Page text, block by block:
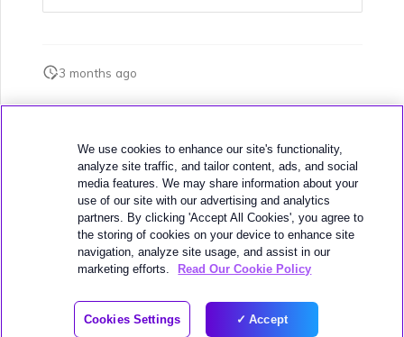
3 months ago
下一页
城域 ID
© 2026 MEGAPORT
WEBSITE TERMS
We use cookies to enhance our site's functionality,
analyze site traffic, and tailor content, ads, and social
media features. We may share information about your
use of our site with our advertising and analytics
partners. By clicking 'Accept All Cookies', you agree to
the storing of cookies on your device to enhance site
navigation, analyze site usage, and assist in our
marketing efforts.
Read Our Cookie Policy
Cookies Settings Accept